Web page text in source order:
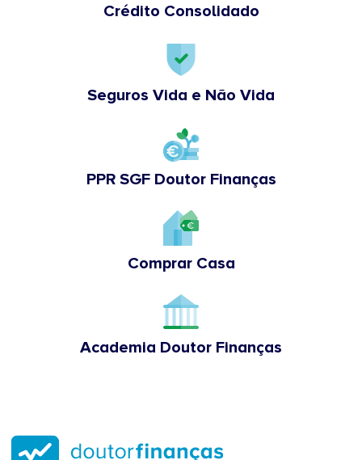
Crédito Consolidado
Seguros Vida e Não Vida
PPR SGF Doutor Finanças
Comprar Casa
Academia Doutor Finanças